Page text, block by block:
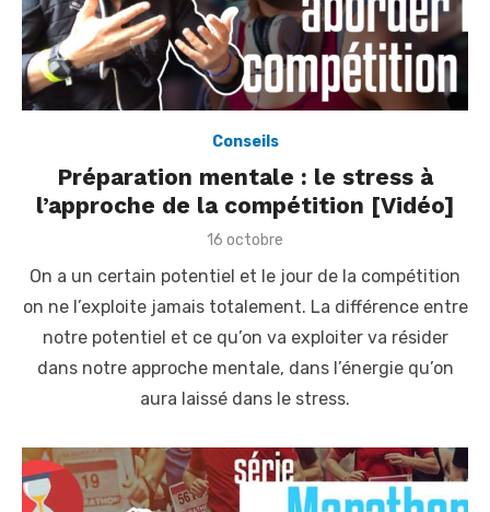
Conseils
Préparation mentale : le stress à
l’approche de la compétition [Vidéo]
P
s
t
e
d
n
16 octobre
On a un certain potentiel et le jour de la compétition
on ne l’exploite jamais totalement. La différence entre
notre potentiel et ce qu’on va exploiter va résider
dans notre approche mentale, dans l’énergie qu’on
aura laissé dans le stress.